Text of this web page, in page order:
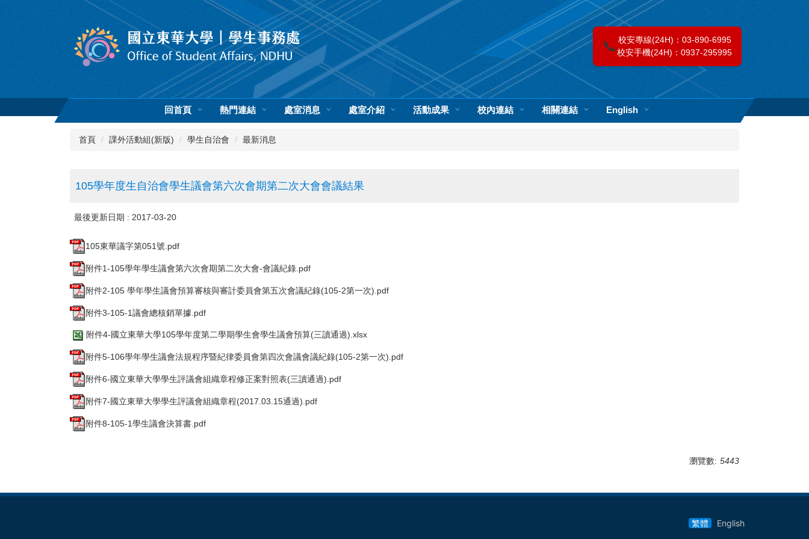
📞 校安專線(24H)：03-890-6995
校安手機(24H)：0937-295995
回首頁 熱門連結 處室消息 處室介紹 活動成果 校內連結 相關連結 English
首頁 課外活動組(新版) 學生自治會 最新消息
105學年度生自治會學生議會第六次會期第二次大會會議結果
最後更新日期 : 2017-03-20
105東華議字第051號.pdf
附件1-105學年學生議會第六次會期第二次大會-會議紀錄.pdf
附件2-105 學年學生議會預算審核與審計委員會第五次會議紀錄(105-2第一次).pdf
附件3-105-1議會總核銷單據.pdf
附件4-國立東華大學105學年度第二學期學生會學生議會預算(三讀通過).xlsx
附件5-106學年學生議會法規程序暨紀律委員會第四次會議會議紀錄(105-2第一次).pdf
附件6-國立東華大學學生評議會組織章程修正案對照表(三讀通過).pdf
附件7-國立東華大學學生評議會組織章程(2017.03.15通過).pdf
附件8-105-1學生議會決算書.pdf
瀏覽數: 5443
繁體 English